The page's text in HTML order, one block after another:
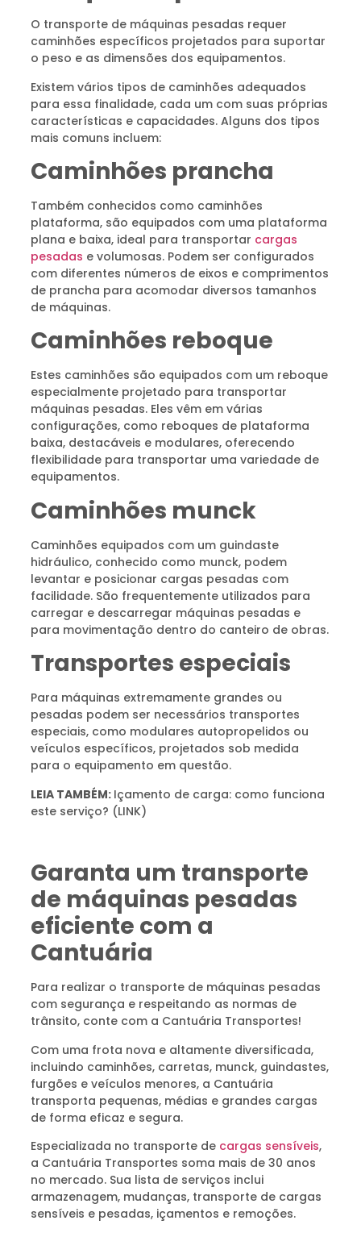
O transporte de máquinas pesadas requer
caminhões específicos projetados para suportar
o peso e as dimensões dos equipamentos.
Existem vários tipos de caminhões adequados
para essa finalidade, cada um com suas próprias
características e capacidades. Alguns dos tipos
mais comuns incluem:
Caminhões prancha
Também conhecidos como caminhões
plataforma, são equipados com uma plataforma
plana e baixa, ideal para transportar cargas
pesadas e volumosas. Podem ser configurados
com diferentes números de eixos e comprimentos
de prancha para acomodar diversos tamanhos
de máquinas.
Caminhões reboque
Estes caminhões são equipados com um reboque
especialmente projetado para transportar
máquinas pesadas. Eles vêm em várias
configurações, como reboques de plataforma
baixa, destacáveis e modulares, oferecendo
flexibilidade para transportar uma variedade de
equipamentos.
Caminhões munck
Caminhões equipados com um guindaste
hidráulico, conhecido como munck, podem
levantar e posicionar cargas pesadas com
facilidade. São frequentemente utilizados para
carregar e descarregar máquinas pesadas e
para movimentação dentro do canteiro de obras.
Transportes especiais
Para máquinas extremamente grandes ou
pesadas podem ser necessários transportes
especiais, como modulares autopropelidos ou
veículos específicos, projetados sob medida
para o equipamento em questão.
LEIA TAMBÉM: Içamento de carga: como funciona
este serviço? (LINK)
Garanta um transporte
de máquinas pesadas
eficiente com a
Cantuária
Para realizar o transporte de máquinas pesadas
com segurança e respeitando as normas de
trânsito, conte com a Cantuária Transportes!
Com uma frota nova e altamente diversificada,
incluindo caminhões, carretas, munck, guindastes,
furgões e veículos menores, a Cantuária
transporta pequenas, médias e grandes cargas
de forma eficaz e segura.
Especializada no transporte de cargas sensíveis,
a Cantuária Transportes soma mais de 30 anos
no mercado. Sua lista de serviços inclui
armazenagem, mudanças, transporte de cargas
sensíveis e pesadas, içamentos e remoções.